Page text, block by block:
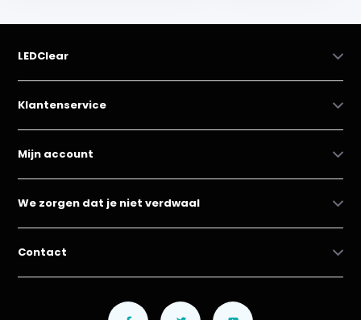
LEDClear
Klantenservice
Mijn account
We zorgen dat je niet verdwaal
Contact